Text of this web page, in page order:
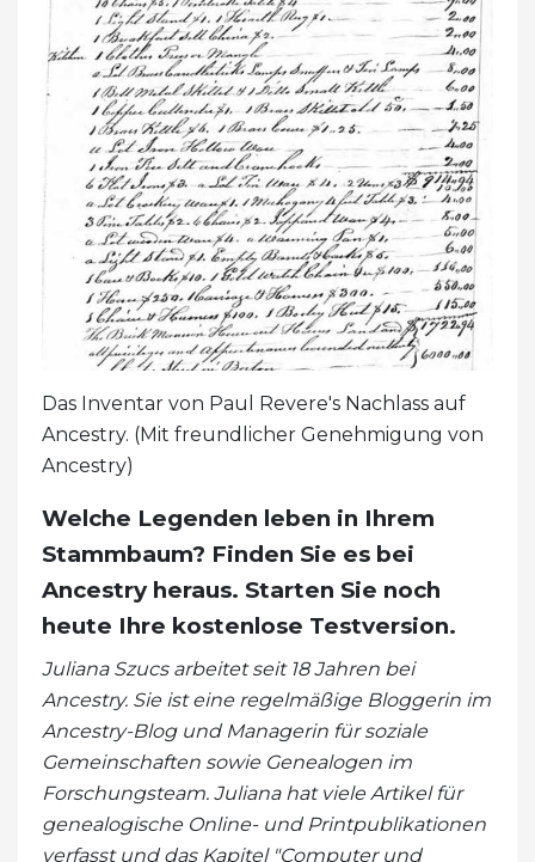
Das Inventar von Paul Revere's Nachlass auf
Ancestry. (Mit freundlicher Genehmigung von
Ancestry)
Welche Legenden leben in Ihrem
Stammbaum? Finden Sie es bei
Ancestry heraus. Starten Sie noch
heute Ihre kostenlose Testversion.
Juliana Szucs arbeitet seit 18 Jahren bei
Ancestry. Sie ist eine regelmäßige Bloggerin im
Ancestry-Blog und Managerin für soziale
Gemeinschaften sowie Genealogen im
Forschungsteam. Juliana hat viele Artikel für
genealogische Online- und Printpublikationen
verfasst und das Kapitel "Computer und